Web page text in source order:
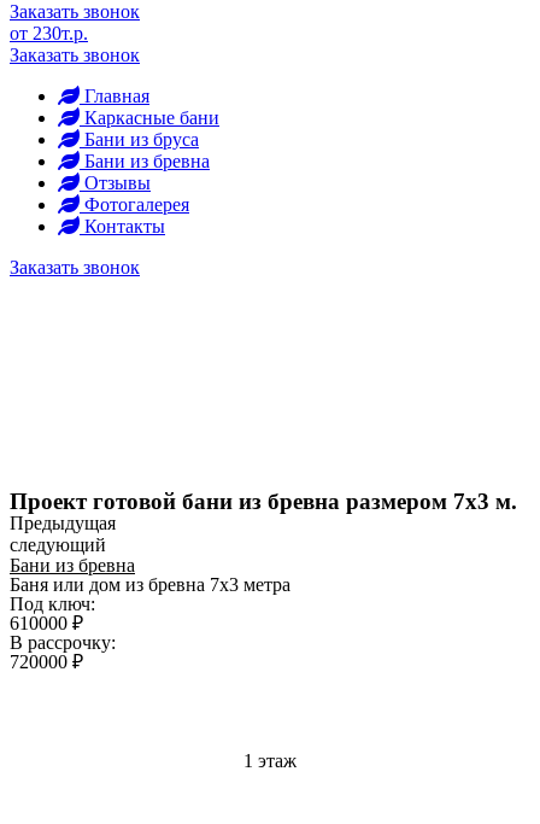
Заказать звонок
от 230т.р.
Заказать звонок
Главная
Каркасные бани
Бани из бруса
Бани из бревна
Отзывы
Фотогалерея
Контакты
Заказать звонок
Проект готовой бани из бревна размером 7x3 м.
Предыдущая
следующий
Бани из бревна
Баня или дом из бревна 7х3 метра
Под ключ:
610000 ₽
В рассрочку:
720000 ₽
1 этаж